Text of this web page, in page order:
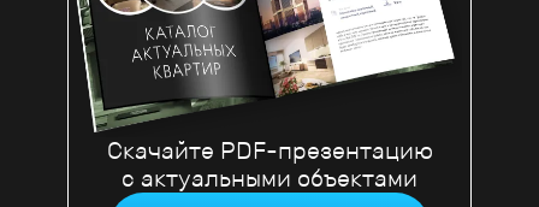
Скачайте PDF-презентацию
с актуальными объектами